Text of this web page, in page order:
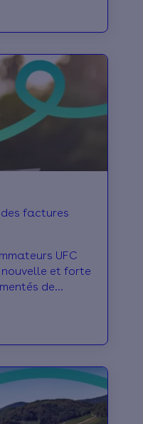
solutions
des factures
UFC
nouvelle et forte
de
dans